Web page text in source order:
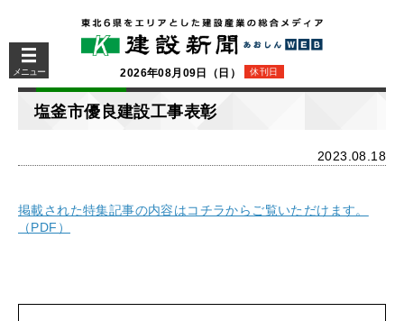
メニュー 2026年08月09日（日） 休刊日
塩釜市優良建設工事表彰
2023.08.18
掲載された特集記事の内容はコチラからご覧いただけます。
（PDF）